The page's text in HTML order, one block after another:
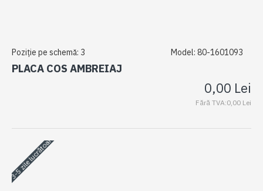
Poziție pe schemă: 3 Model: 80-1601093
PLACA COS AMBREIAJ
0,00 Lei
Fără TVA:0,00 Lei
3-5 zile lucrătoare